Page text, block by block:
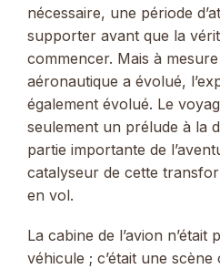
nécessaire, une période
supporter avant que la
commencer. Mais à mesure
aéronautique a évolué,
également évolué. Le
seulement un prélude à la
partie importante de
catalyseur de cette
en vol.
La cabine de l’avion n’était
véhicule ; c’était une